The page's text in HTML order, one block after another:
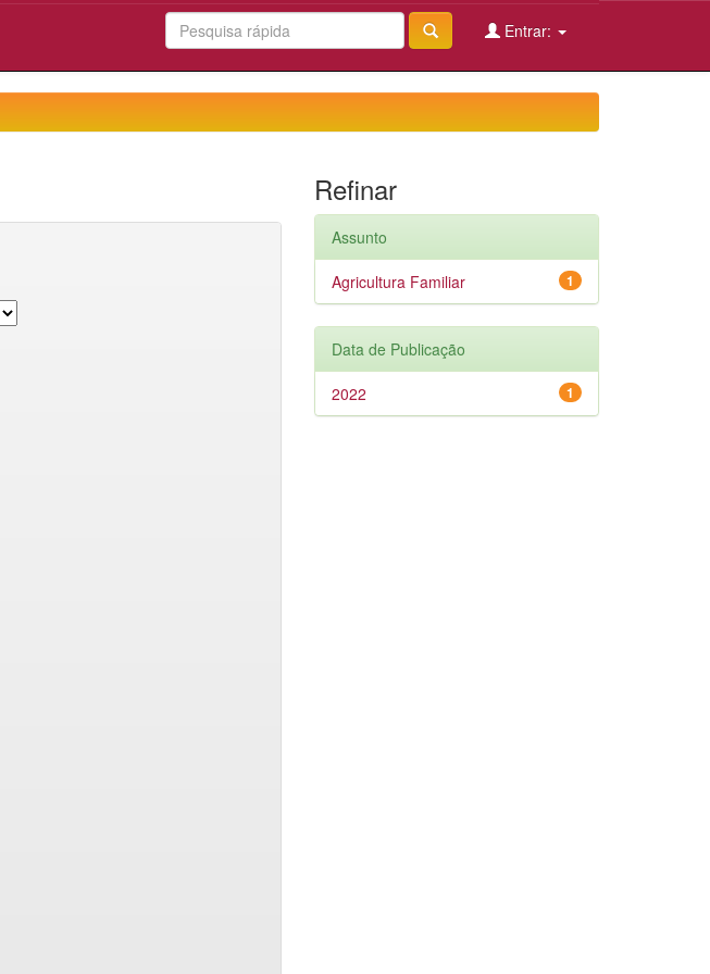
Entrar:
Refinar
Assunto
1
Agricultura Familiar
Data de Publicação
1
2022